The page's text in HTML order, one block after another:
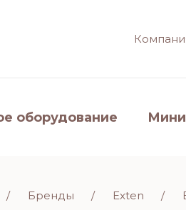
оборудование
Бренды Exten